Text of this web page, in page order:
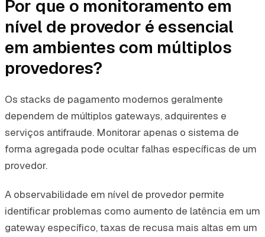
Por que o monitoramento em
nível de provedor é essencial
em ambientes com múltiplos
provedores?
Os stacks de pagamento modernos geralmente
dependem de múltiplos gateways, adquirentes e
serviços antifraude. Monitorar apenas o sistema de
forma agregada pode ocultar falhas específicas de um
provedor.
A observabilidade em nível de provedor permite
identificar problemas como aumento de latência em um
gateway específico, taxas de recusa mais altas em um